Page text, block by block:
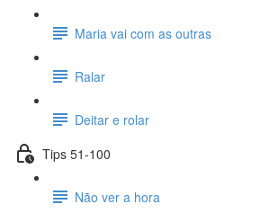
Maria vai com as outras
Ralar
Deitar e rolar
Tips 51-100
Não ver a hora